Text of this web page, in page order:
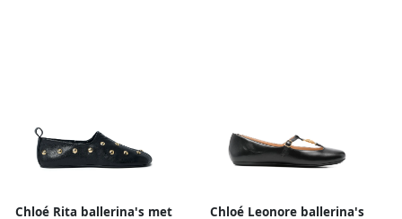
Chloé Rita ballerina's met Chloé Leonore ballerina's